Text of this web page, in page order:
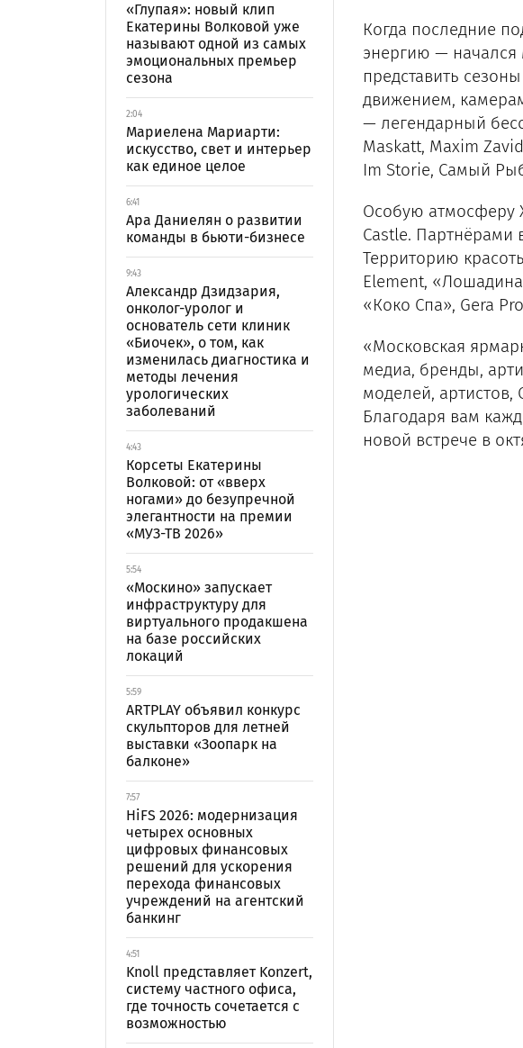
«Глупая»: новый клип
Екатерины Волковой уже
называют одной из самых
эмоциональных премьер
сезона
2:04
Мариелена Мариарти:
искусство, свет и интерьер
как единое целое
6:41
Ара Даниелян о развитии
команды в бьюти-бизнесе
9:43
Александр Дзидзария,
онколог-уролог и
основатель сети клиник
«Биочек», о том, как
изменилась диагностика и
методы лечения
урологических
заболеваний
4:43
Корсеты Екатерины
Волковой: от «вверх
ногами» до безупречной
элегантности на премии
«МУЗ-ТВ 2026»
5:54
«Москино» запускает
инфраструктуру для
виртуального продакшена
на базе российских
локаций
5:59
ARTPLAY объявил конкурс
скульпторов для летней
выставки «Зоопарк на
балконе»
7:57
HiFS 2026: модернизация
четырех основных
цифровых финансовых
решений для ускорения
перехода финансовых
учреждений на агентский
банкинг
4:51
Knoll представляет Konzert,
систему частного офиса,
где точность сочетается с
возможностью
Когда последние
энергию —
представить
движением,
— легендарный
Maskatt, Maxim
Im Storie, Самый
Особую атмосферу
Castle. Партнёрами
Территорию
Element,
«Коко Спа», Gera
«Московская
медиа, бренды,
моделей,
Благодаря вам
новой встрече в